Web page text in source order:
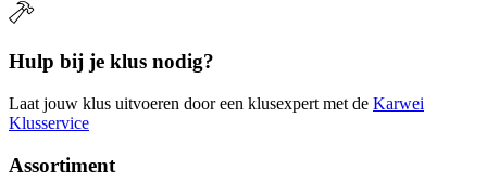
Hulp bij je klus nodig?
Laat jouw klus uitvoeren door een klusexpert met de Karwei
Klusservice
Assortiment